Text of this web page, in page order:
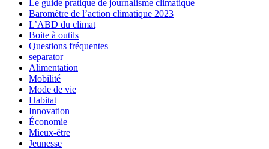
Le guide pratique de journalisme climatique
Baromètre de l’action climatique 2023
L’ABD du climat
Boite à outils
Questions fréquentes
separator
Alimentation
Mobilité
Mode de vie
Habitat
Innovation
Économie
Mieux-être
Jeunesse